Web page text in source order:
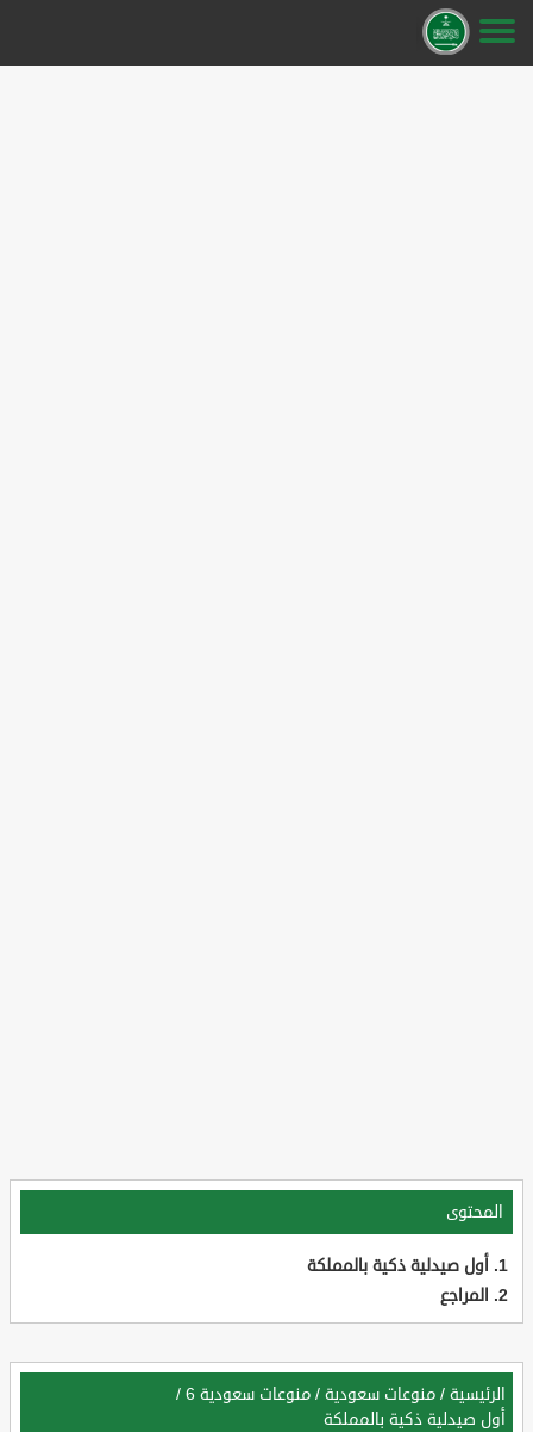
المحتوى
أول صيدلية ذكية بالمملكة
المراجع
الرئيسية / منوعات سعودية / منوعات سعودية 6
/
أول صيدلية ذكية بالمملكة